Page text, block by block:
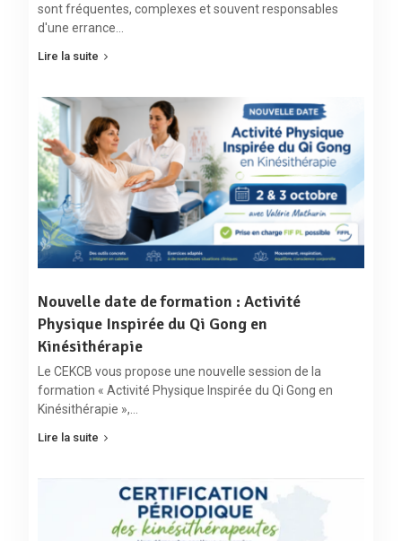
sont fréquentes, complexes et souvent responsables
d'une errance…
Lire la suite
Nouvelle date de formation : Activité
Physique Inspirée du Qi Gong en
Kinésithérapie
Le CEKCB vous propose une nouvelle session de la
formation « Activité Physique Inspirée du Qi Gong en
Kinésithérapie »,…
Lire la suite